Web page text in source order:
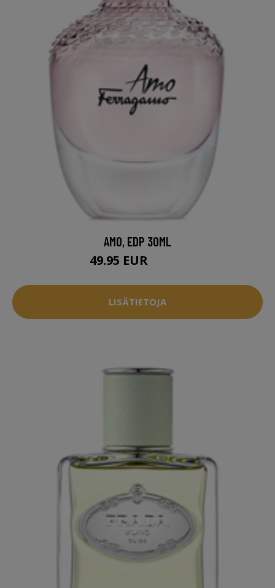
AMO, EDP 30ML
49.95 EUR
LISÄTIETOJA